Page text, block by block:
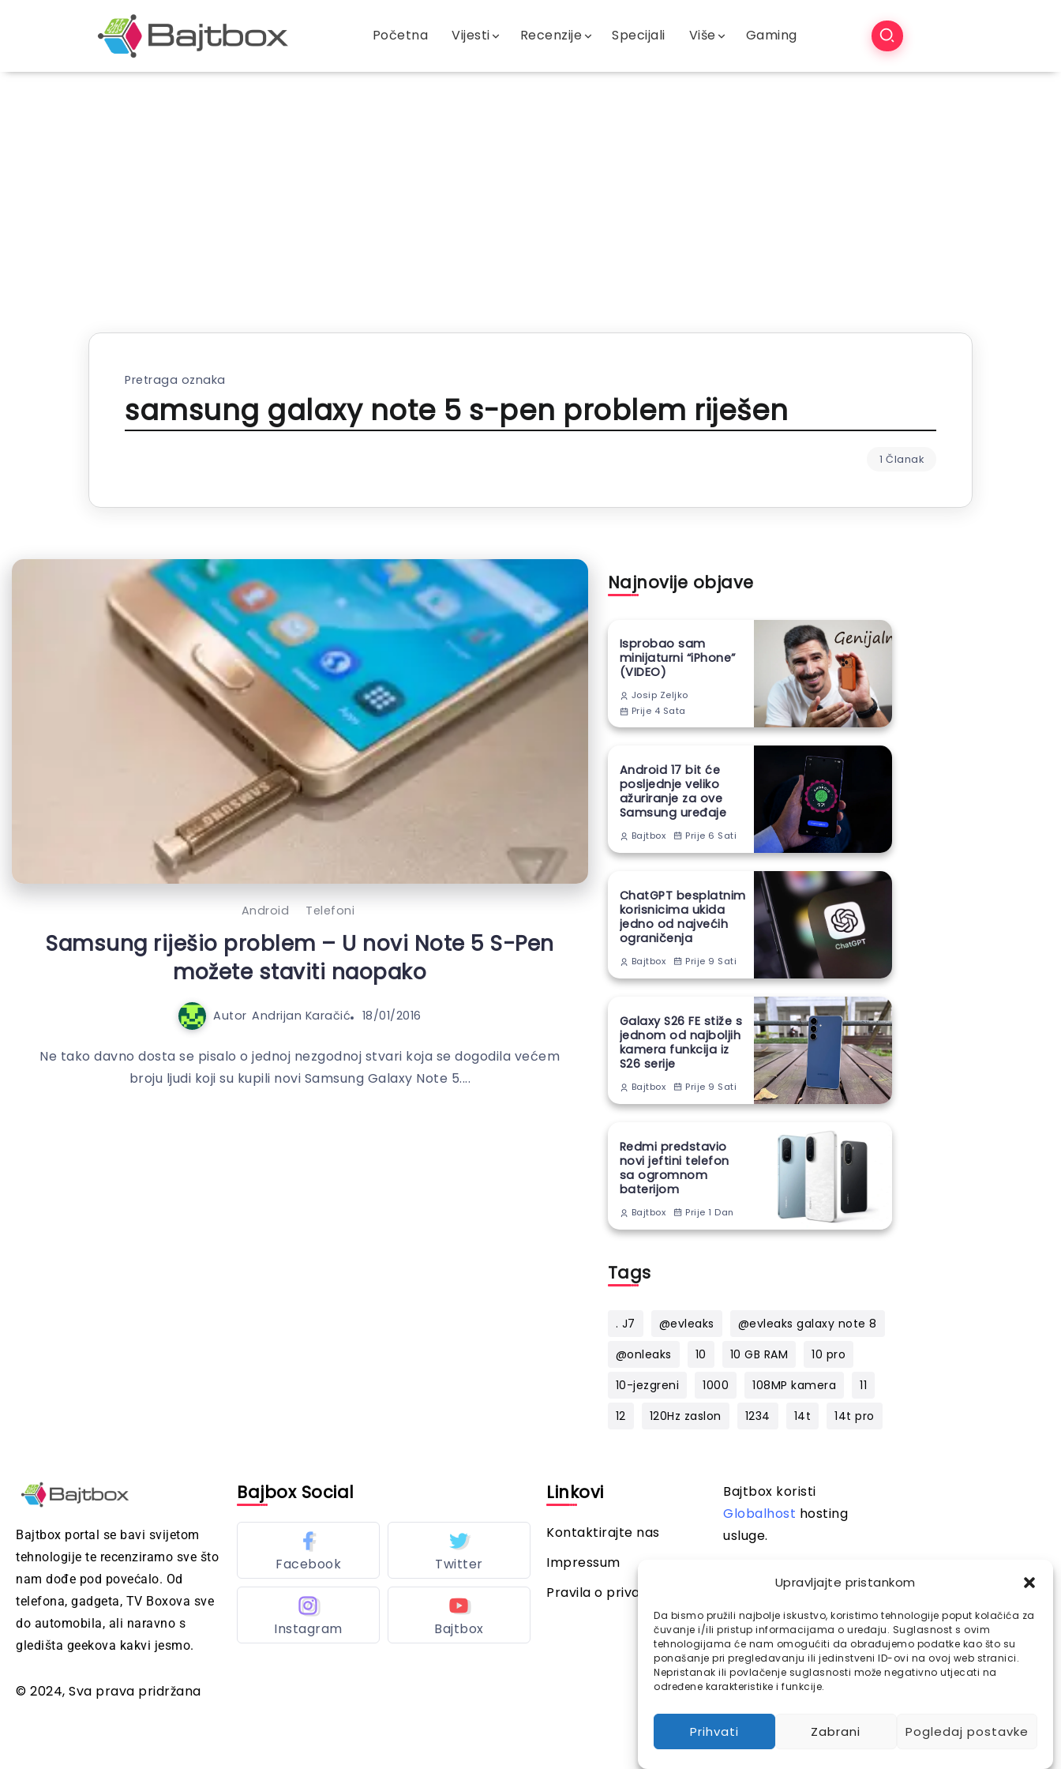
Upravljajte pristankom
Da bismo pružili najbolje iskustvo, koristimo tehnologije poput kolačića za
čuvanje i/ili pristup informacijama o uređaju. Suglasnost s ovim
tehnologijama će nam omogućiti da obrađujemo podatke kao što su
ponašanje pri pregledavanju ili jedinstveni ID-ovi na ovoj web stranici.
Nepristanak ili povlačenje suglasnosti može negativno utjecati na
određene karakteristike i funkcije.
Prihvati Zabrani Pogledaj postavke
Početna Vijesti Recenzije Specijali Više Gaming
Pretraga oznaka
samsung galaxy note 5 s-pen problem riješen
1 Članak
Android Telefoni
Samsung riješio problem – U novi Note 5 S-Pen
možete staviti naopako
Autor Andrijan Karačić 18/01/2016
Ne tako davno dosta se pisalo o jednoj nezgodnoj stvari koja se dogodila većem
broju ljudi koji su kupili novi Samsung Galaxy Note 5....
Najnovije objave
Isprobao sam
minijaturni “iPhone”
(VIDEO)
Josip Zeljko
Prije 4 Sata
Android 17 bit će
posljednje veliko
ažuriranje za ove
Samsung uređaje
Bajtbox Prije 6 Sati
ChatGPT besplatnim
korisnicima ukida
jedno od najvećih
ograničenja
Bajtbox Prije 9 Sati
Galaxy S26 FE stiže s
jednom od najboljih
kamera funkcija iz
S26 serije
Bajtbox Prije 9 Sati
Redmi predstavio
novi jeftini telefon
sa ogromnom
baterijom
Bajtbox Prije 1 Dan
Tags
. J7 @evleaks
@evleaks galaxy note 8
@onleaks
10 10 GB RAM
10 pro
10-jezgreni
1000 108MP kamera
11
12
120Hz zaslon 1234 14t 14t pro
Bajtbox portal se bavi svijetom
tehnologije te recenziramo sve što
nam dođe pod povećalo. Od
telefona, gadgeta, TV Boxova sve
do automobila, ali naravno s
gledišta geekova kakvi jesmo.
© 2024, Sva prava pridržana
Bajbox Social
Facebook Twitter
Instagram Bajtbox
Linkovi
Kontaktirajte nas
Impressum
Pravila o privatnosti
Bajtbox koristi
Globalhost hosting
usluge.